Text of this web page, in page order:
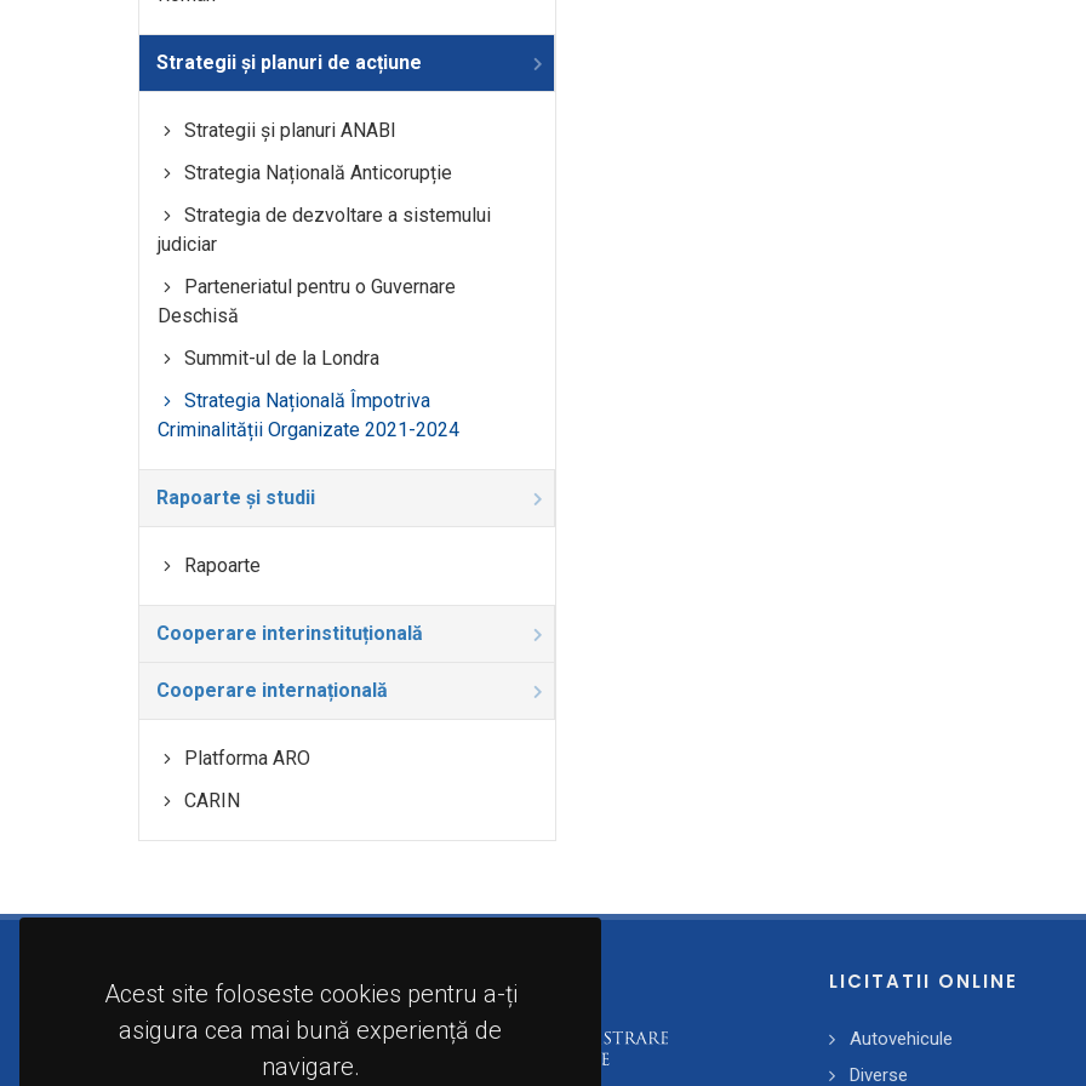
Acest site foloseste cookies pentru a-ți
asigura cea mai bună experiență de
navigare.
Strategii și planuri de acțiune
Strategii și planuri ANABI
Strategia Națională Anticorupție
Strategia de dezvoltare a sistemului
judiciar
Parteneriatul pentru o Guvernare
Deschisă
Summit-ul de la Londra
Strategia Națională Împotriva
Criminalității Organizate 2021-2024
Rapoarte și studii
Rapoarte
Cooperare interinstituțională
Cooperare internațională
Platforma ARO
CARIN
LICITATII ONLINE
Autovehicule
Diverse